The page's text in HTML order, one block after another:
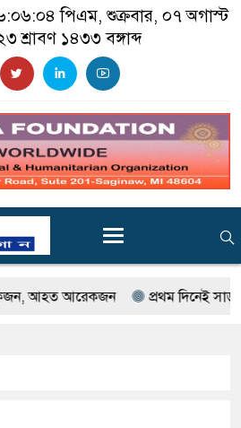
পিএম, শুক্রবার, ০৭ অগাস্ট
শ্রাবণ ১৪৩৩ বঙ্গাব্দ
প্রথম দিনেই সাড়া ফেলল গর্ডি